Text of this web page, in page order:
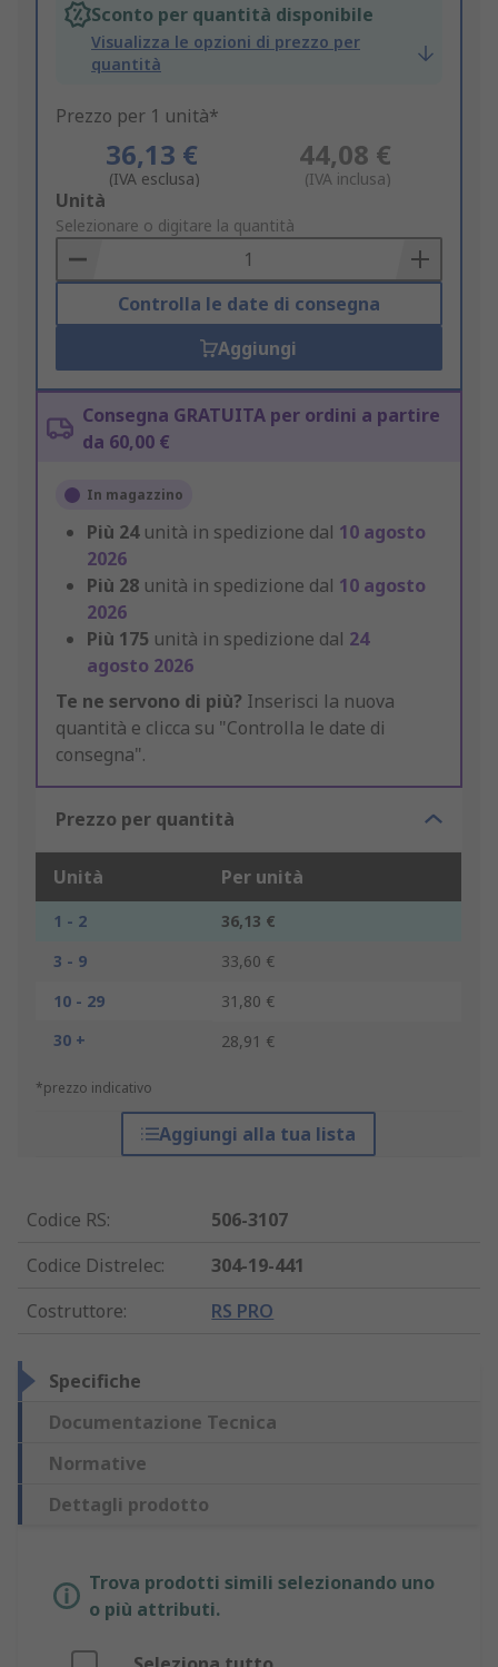
Sconto per quantità disponibile
Visualizza le opzioni di prezzo per
quantità
Prezzo per 1 unità*
36,13 €
(IVA esclusa)
44,08 €
(IVA inclusa)
Add
to
Basket
Unità
Selezionare o digitare la quantità
Controlla le date di consegna
Aggiungi
Consegna GRATUITA per ordini a partire
da 60,00 €
In magazzino
Più 24 unità in spedizione dal 10 agosto
2026
Più 28 unità in spedizione dal 10 agosto
2026
Più 175 unità in spedizione dal 24
agosto 2026
Te ne servono di più? Inserisci la nuova
quantità e clicca su "Controlla le date di
consegna".
Prezzo per quantità
Unità Per unità
1 - 2
36,13 €
3 - 9
33,60 €
10 - 29
31,80 €
30 +
28,91 €
*prezzo indicativo
Aggiungi alla tua lista
Codice RS:
506-3107
Codice Distrelec:
304-19-441
Costruttore: RS PRO
Specifiche
Documentazione Tecnica
Normative
Dettagli prodotto
Trova prodotti simili selezionando uno
o più attributi.